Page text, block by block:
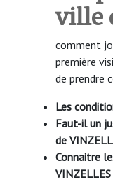
ville
comment
première
de prendre
Les
Faut-il un
de
Connaitre
VINZELLES